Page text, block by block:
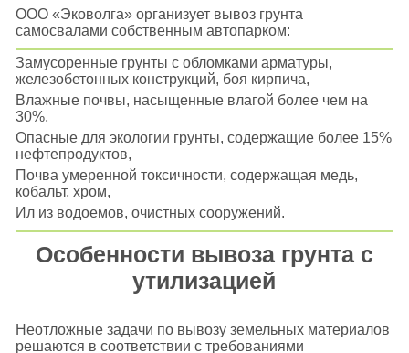
ООО «Эковолга» организует вывоз грунта
самосвалами собственным автопарком:
Замусоренные грунты с обломками арматуры,
железобетонных конструкций, боя кирпича,
Влажные почвы, насыщенные влагой более чем на
30%,
Опасные для экологии грунты, содержащие более 15%
нефтепродуктов,
Почва умеренной токсичности, содержащая медь,
кобальт, хром,
Ил из водоемов, очистных сооружений.
Особенности вывоза грунта с
утилизацией
Неотложные задачи по вывозу земельных материалов
решаются в соответствии с требованиями